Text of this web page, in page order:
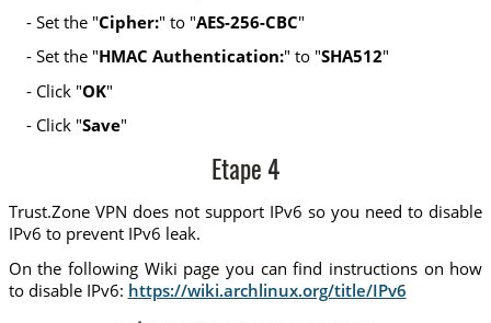
- Set the "Cipher:" to "AES-256-CBC"
- Set the "HMAC Authentication:" to "SHA512"
- Click "OK"
- Click "Save"
Etape 4
Trust.Zone VPN does not support IPv6 so you need to disable
IPv6 to prevent IPv6 leak.
On the following Wiki page you can find instructions on how
to disable IPv6: https://wiki.archlinux.org/title/IPv6